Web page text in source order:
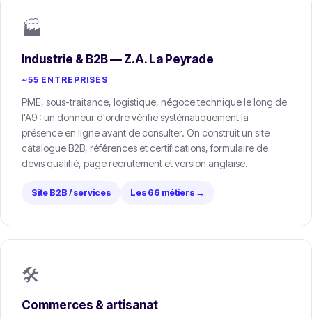
🏭
Industrie & B2B — Z.A. La Peyrade
~55 ENTREPRISES
PME, sous-traitance, logistique, négoce technique le long de
l'A9 : un donneur d'ordre vérifie systématiquement la
présence en ligne avant de consulter. On construit un site
catalogue B2B, références et certifications, formulaire de
devis qualifié, page recrutement et version anglaise.
Site B2B / services Les 66 métiers →
🛠️
Commerces & artisanat